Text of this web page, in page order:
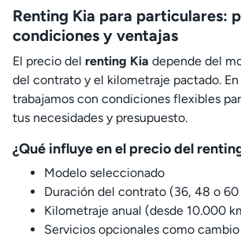
Renting Kia para particulares:
condiciones y ventajas
El precio del renting Kia depende del
del contrato y el kilometraje pactado.
trabajamos con condiciones flexibles
tus necesidades y presupuesto.
¿Qué influye en el precio del
Modelo seleccionado
Duración del contrato (36, 48 o 60
Kilometraje anual (desde 10.000
Servicios opcionales como